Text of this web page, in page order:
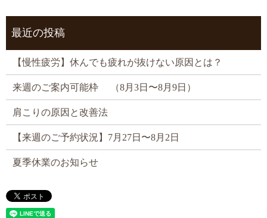
最近の投稿
【慢性疲労】休んでも疲れが抜けない原因とは？
来週のご案内可能枠 （8月3日〜8月9日）
肩こりの原因と改善法
【来週のご予約状況】7月27日〜8月2日
夏季休業のお知らせ